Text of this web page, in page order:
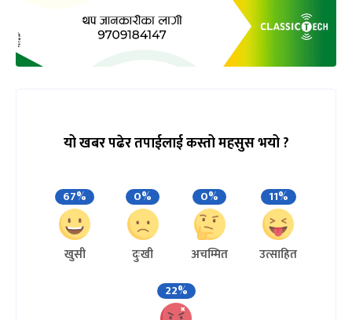
यो खबर पढेर तपाईलाई कस्तो महसुस भयो ?
67%
खुसी
0%
दुःखी
0%
अचम्मित
11%
उत्साहित
22%